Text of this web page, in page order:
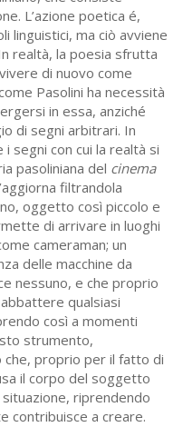
L’azione poetica é,
linguistici, ma ciò avviene
realtà, la poesia sfrutta
di nuovo come
Pasolini ha necessità
in essa, anziché
di segni arbitrari. In
segni con cui la realtà si
pasoliniana del cinema
filtrandola
oggetto così piccolo e
di arrivare in luoghi
cameraman; un
delle macchine da
nessuno, e che proprio
qualsiasi
così a momenti
strumento,
proprio per il fatto di
il corpo del soggetto
riprendendo
contribuisce a creare.